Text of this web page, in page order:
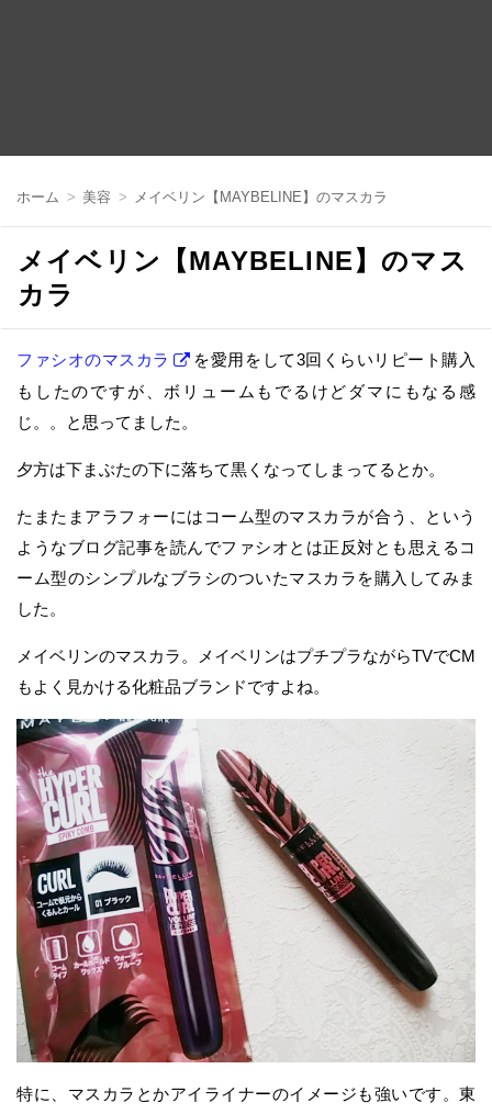
ン
ホーム 美容 メイベリン【MAYBELINE】のマスカラ
メイベリン【MAYBELINE】のマス
カラ
ファシオのマスカラ
を愛用をして3回くらいリピート購入
もしたのですが、ボリュームもでるけどダマにもなる感
じ。。と思ってました。
夕方は下まぶたの下に落ちて黒くなってしまってるとか。
たまたまアラフォーにはコーム型のマスカラが合う、という
ようなブログ記事を読んでファシオとは正反対とも思えるコ
ーム型のシンプルなブラシのついたマスカラを購入してみま
した。
メイベリンのマスカラ。メイベリンはプチプラながらTVでCM
もよく見かける化粧品ブランドですよね。
特に、マスカラとかアイライナーのイメージも強いです。東